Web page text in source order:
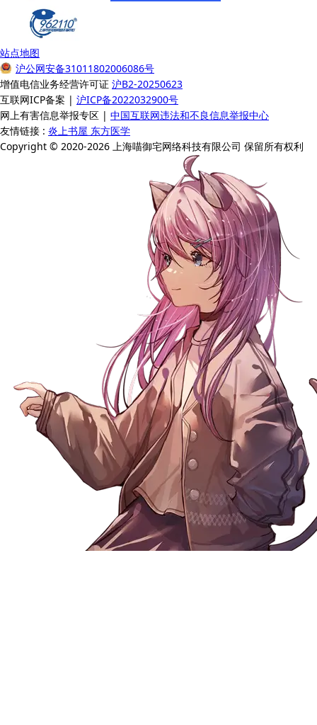
站点地图
沪公网安备31011802006086号
增值电信业务经营许可证 沪B2-20250623
互联网ICP备案 | 沪ICP备2022032900号
网上有害信息举报专区 | 中国互联网违法和不良信息举报中心
友情链接 : 炎上书屋 东方医学
Copyright © 2020-2026 上海喵御宅网络科技有限公司 保留所有权利